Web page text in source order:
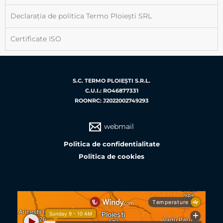
Declarația de politica Termo Ploiești SRL
Certificate ISO
S.C. TERMO PLOIEŞTI S.R.L.
C.U.I.: RO46877331
ROONRC: J2022002749293
webmail
Politica de confidentialitate
Politica de cookies